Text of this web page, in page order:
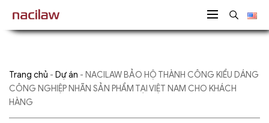
Trang chủ - Dự án - NACILAW BẢO HỘ THÀNH CÔNG KIỂU DÁNG
CÔNG NGHIỆP NHÃN SẢN PHẨM TẠI VIỆT NAM CHO KHÁCH
HÀNG